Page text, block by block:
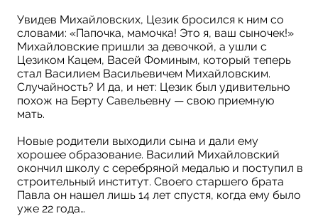
Увидев Михайловских, Цезик бросился к ним со
словами: «Папочка, мамочка! Это я, ваш сыночек!»
Михайловские пришли за девочкой, а ушли с
Цезиком Кацем, Васей Фоминым, который теперь
стал Василием Васильевичем Михайловским.
Случайность? И да, и нет: Цезик был удивительно
похож на Берту Савельевну — свою приемную
мать.
Новые родители выходили сына и дали ему
хорошее образование. Василий Михайловский
окончил школу с серебряной медалью и поступил в
строительный институт. Своего старшего брата
Павла он нашел лишь 14 лет спустя, когда ему было
уже 22 года…